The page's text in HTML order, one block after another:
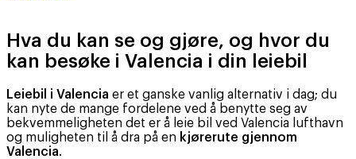
Hva du kan se og gjøre, og hvor du
kan besøke i Valencia i din leiebil
Leiebil i Valencia er et ganske vanlig alternativ i dag; du
kan nyte de mange fordelene ved å benytte seg av
bekvemmeligheten det er å leie bil ved Valencia lufthavn
og muligheten til å dra på en kjørerute gjennom
Valencia.